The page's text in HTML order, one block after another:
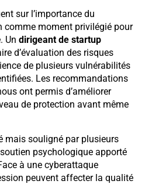
sur l’importance du
comme moment privilégié pour
Un dirigeant de startup
d’évaluation des risques
de plusieurs vulnérabilités
Les recommandations
ont permis d’améliorer
de protection avant même
mais souligné par plusieurs
psychologique apporté
à une cyberattaque
peuvent affecter la qualité